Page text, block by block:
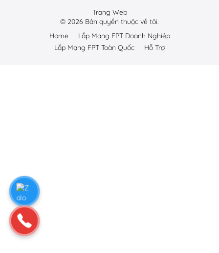
Trang Web
© 2026 Bản quyền thuộc về tôi.
Home
Lắp Mạng FPT Doanh Nghiệp
Lắp Mạng FPT Toàn Quốc
Hỗ Trợ